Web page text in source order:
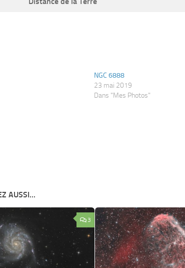
NGC 6888
23 mai 2019
Dans "Mes Photos"
AUSSI...
3